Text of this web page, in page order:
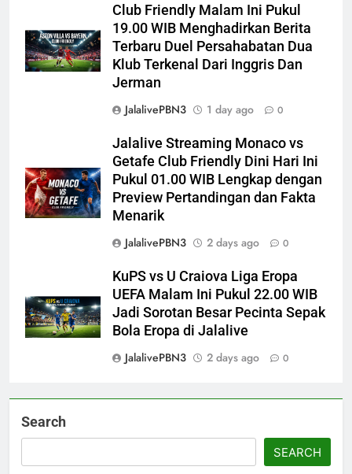
Club Friendly Malam Ini Pukul
19.00 WIB Menghadirkan Berita
Terbaru Duel Persahabatan Dua
Klub Terkenal Dari Inggris Dan
Jerman
JalalivePBN3
1 day ago 0
Jalalive Streaming Monaco vs
Getafe Club Friendly Dini Hari Ini
Pukul 01.00 WIB Lengkap dengan
Preview Pertandingan dan Fakta
Menarik
JalalivePBN3
2 days ago 0
KuPS vs U Craiova Liga Eropa
UEFA Malam Ini Pukul 22.00 WIB
Jadi Sorotan Besar Pecinta Sepak
Bola Eropa di Jalalive
JalalivePBN3
2 days ago 0
Search
SEARCH